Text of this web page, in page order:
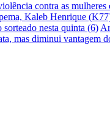
contra as mulheres
Kaleb Henrique
nesta quinta (6)
mas diminui vantagem